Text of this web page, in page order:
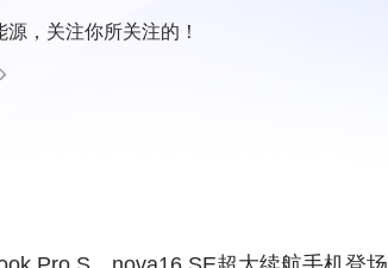
，关注你所关注的！